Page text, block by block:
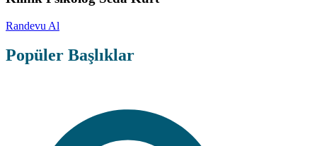
Randevu Al
Popüler Başlıklar